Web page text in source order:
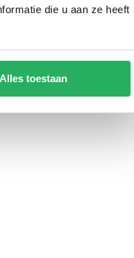
die u aan ze heeft
Alles toestaan
€ 13,95Incl. btw